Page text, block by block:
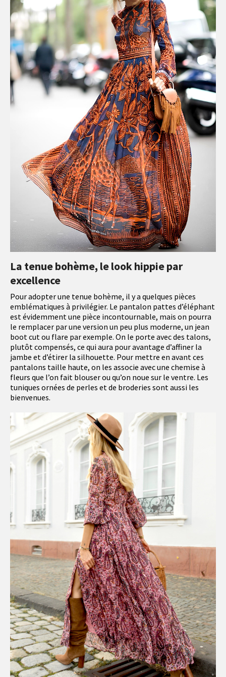
La tenue bohème, le look hippie par
excellence
Pour adopter une tenue bohème, il y a quelques pièces
emblématiques à privilégier. Le pantalon pattes d’éléphant
est évidemment une pièce incontournable, mais on pourra
le remplacer par une version un peu plus moderne, un jean
boot cut ou flare par exemple. On le porte avec des talons,
plutôt compensés, ce qui aura pour avantage d’affiner la
jambe et d’étirer la silhouette. Pour mettre en avant ces
pantalons taille haute, on les associe avec une chemise à
fleurs que l’on fait blouser ou qu’on noue sur le ventre. Les
tuniques ornées de perles et de broderies sont aussi les
bienvenues.